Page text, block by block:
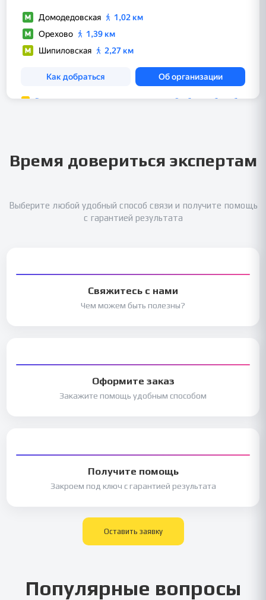
Время довериться экспертам
Выберите любой удобный способ связи и получите помощь
с гарантией результата
Свяжитесь с нами
Чем можем быть полезны?
Оформите заказ
Закажите помощь удобным способом
Получите помощь
Закроем под ключ с гарантией результата
Оставить заявку
Популярные вопросы